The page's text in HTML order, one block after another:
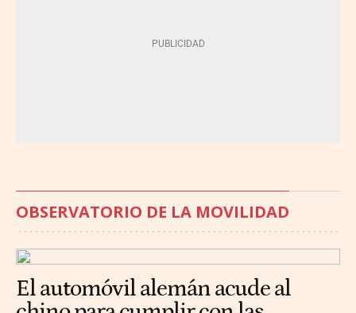
OBSERVATORIO DE LA MOVILIDAD
El automóvil alemán acude al